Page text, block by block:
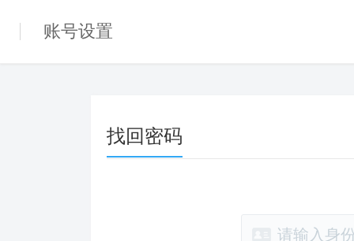
账号设置
找回密码